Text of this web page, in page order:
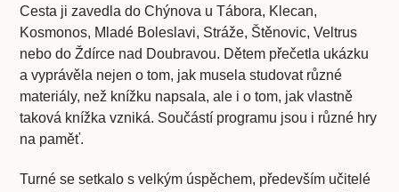
Cesta ji zavedla do Chýnova u Tábora, Klecan,
Kosmonos, Mladé Boleslavi, Stráže, Štěnovic, Veltrus
nebo do Ždírce nad Doubravou. Dětem přečetla ukázku
a vyprávěla nejen o tom, jak musela studovat různé
materiály, než knížku napsala, ale i o tom, jak vlastně
taková knížka vzniká. Součástí programu jsou i různé hry
na paměť.
Turné se setkalo s velkým úspěchem, především učitelé